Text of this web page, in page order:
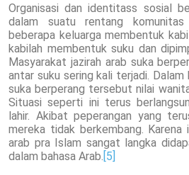
Organisasi dan identitass sosial
dalam suatu rentang
beberapa keluarga membentuk
kabilah membentuk suku dan
Masyarakat jazirah arab suka
antar suku sering kali terjadi. Dalam
suka berperang tersebut nilai
Situasi seperti ini terus
lahir. Akibat peperangan yang
mereka tidak berkembang. Karena
arab pra Islam sangat langka
dalam bahasa Arab. [5]